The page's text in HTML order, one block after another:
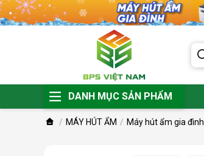
DANH MỤC SẢN PHẨM
MÁY HÚT ẨM Máy hút ẩm gia đình